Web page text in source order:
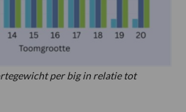
per big in relatie tot